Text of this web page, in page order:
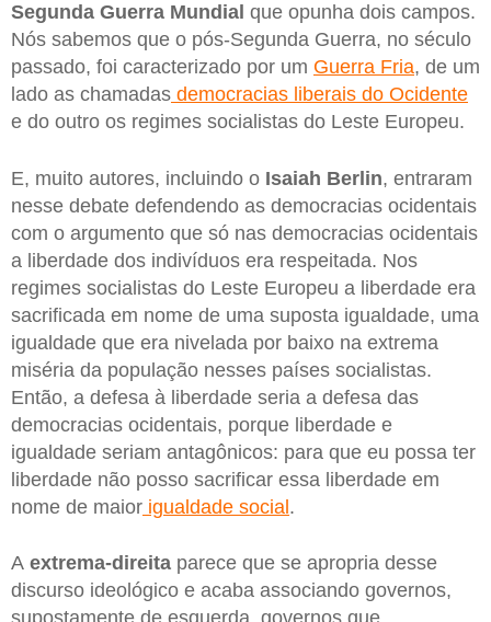
Segunda Guerra Mundial que opunha dois campos.
Nós sabemos que o pós-Segunda Guerra, no século
passado, foi caracterizado por um Guerra Fria, de um
lado as chamadas democracias liberais do Ocidente
e do outro os regimes socialistas do Leste Europeu.
E, muito autores, incluindo o Isaiah Berlin, entraram
nesse debate defendendo as democracias ocidentais
com o argumento que só nas democracias ocidentais
a liberdade dos indivíduos era respeitada. Nos
regimes socialistas do Leste Europeu a liberdade era
sacrificada em nome de uma suposta igualdade, uma
igualdade que era nivelada por baixo na extrema
miséria da população nesses países socialistas.
Então, a defesa à liberdade seria a defesa das
democracias ocidentais, porque liberdade e
igualdade seriam antagônicos: para que eu possa ter
liberdade não posso sacrificar essa liberdade em
nome de maior igualdade social.
A extrema-direita parece que se apropria desse
discurso ideológico e acaba associando governos,